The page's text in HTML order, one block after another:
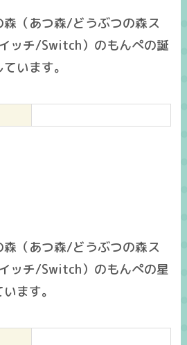
（あつ森/どうぶつの森ス
ッチ/Switch）のもんぺの誕
います。
（あつ森/どうぶつの森ス
ッチ/Switch）のもんぺの星
ます。